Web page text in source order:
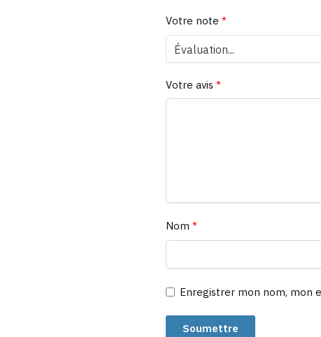
Votre note *
Votre avis *
Nom *
Enregistrer mon nom, mon